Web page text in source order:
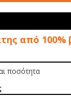
από 100%
ποσότητα